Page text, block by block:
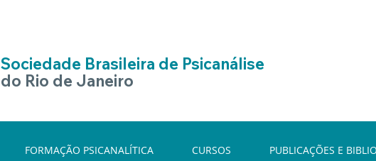
Sociedade Brasileira de Psicanálise
do Rio de Janeiro
FORMAÇÃO PSICANALÍTICA CURSOS PUBLICAÇÕES E